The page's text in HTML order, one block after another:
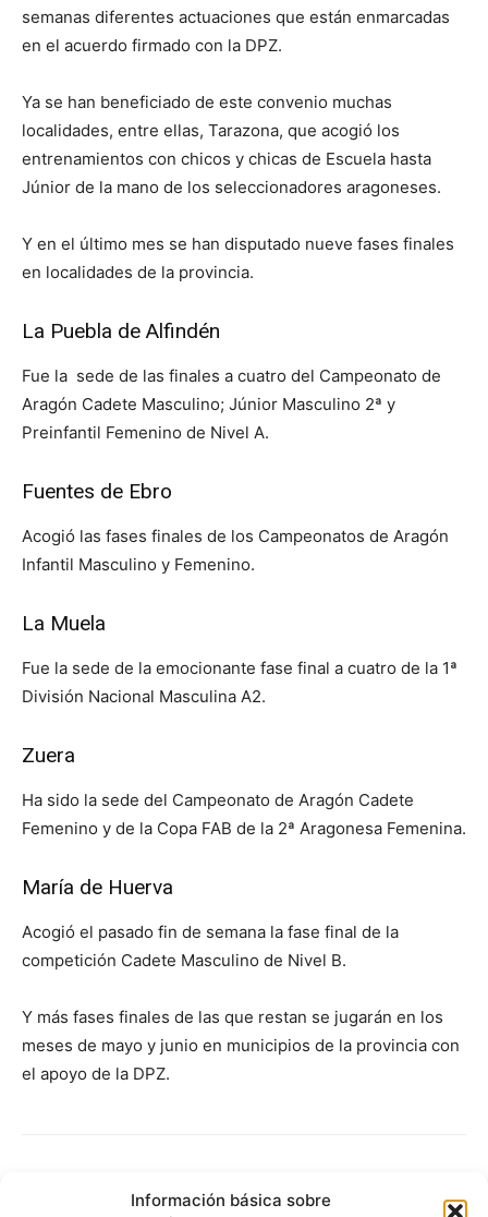
Información básica sobre
semanas diferentes actuaciones que están enmarcadas
en el acuerdo firmado con la DPZ.
Ya se han beneficiado de este convenio muchas
localidades, entre ellas, Tarazona, que acogió los
entrenamientos con chicos y chicas de Escuela hasta
Júnior de la mano de los seleccionadores aragoneses.
Y en el último mes se han disputado nueve fases finales
en localidades de la provincia.
La Puebla de Alfindén
Fue la sede de las finales a cuatro del Campeonato de
Aragón Cadete Masculino; Júnior Masculino 2ª y
Preinfantil Femenino de Nivel A.
Fuentes de Ebro
Acogió las fases finales de los Campeonatos de Aragón
Infantil Masculino y Femenino.
La Muela
Fue la sede de la emocionante fase final a cuatro de la 1ª
División Nacional Masculina A2.
Zuera
Ha sido la sede del Campeonato de Aragón Cadete
Femenino y de la Copa FAB de la 2ª Aragonesa Femenina.
María de Huerva
Acogió el pasado fin de semana la fase final de la
competición Cadete Masculino de Nivel B.
Y más fases finales de las que restan se jugarán en los
meses de mayo y junio en municipios de la provincia con
el apoyo de la DPZ.